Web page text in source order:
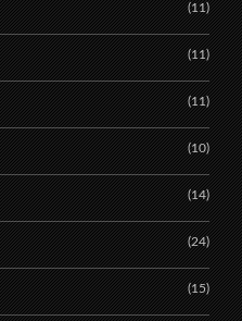
(11)
(11)
(11)
(10)
(14)
(24)
(15)